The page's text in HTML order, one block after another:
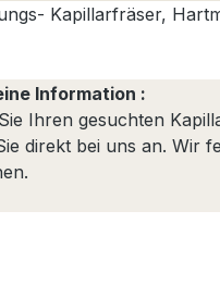
Kapillarfräser,
Information :
Ihren gesuchten
direkt bei uns an. Wir